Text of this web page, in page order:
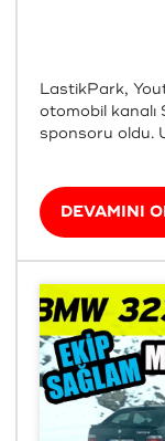
LastikPark,
otomobil kanalı
sponsoru oldu.
DEVAMINI